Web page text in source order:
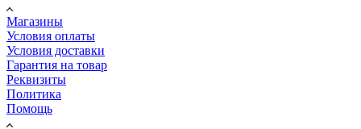
Магазины
Условия оплаты
Условия доставки
Гарантия на товар
Реквизиты
Политика
Помощь